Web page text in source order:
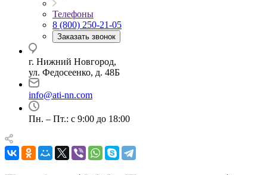
Телефоны
8 (800) 250-21-05
Заказать звонок
г. Нижний Новгород,
ул. Федосеенко, д. 48Б
info@ati-nn.com
Пн. – Пт.: с 9:00 до 18:00